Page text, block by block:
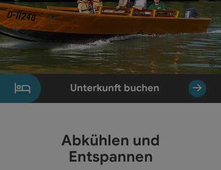
©
Unterkunft buchen
Abkühlen und
Entspannen